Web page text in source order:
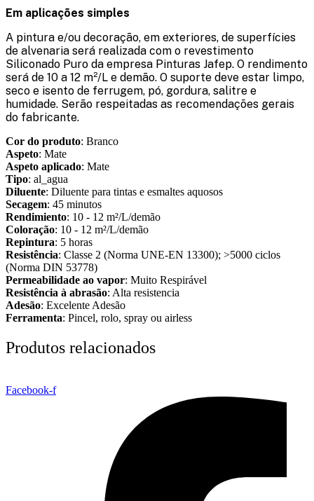
Em aplicações simples
A pintura e/ou decoração, em exteriores, de superfícies
de alvenaria será realizada com o revestimento
Siliconado Puro da empresa Pinturas Jafep. O rendimento
será de 10 a 12 m²/L e demão. O suporte deve estar limpo,
seco e isento de ferrugem, pó, gordura, salitre e
humidade. Serão respeitadas as recomendações gerais
do fabricante.
Cor do produto: Branco
Aspeto: Mate
Aspeto aplicado: Mate
Tipo: al_agua
Diluente: Diluente para tintas e esmaltes aquosos
Secagem: 45 minutos
Rendimiento: 10 - 12 m²/L/demão
Coloração: 10 - 12 m²/L/demão
Repintura: 5 horas
Resistência: Classe 2 (Norma UNE-EN 13300); >5000 ciclos
(Norma DIN 53778)
Permeabilidade ao vapor: Muito Respirável
Resistência à abrasão: Alta resistencia
Adesão: Excelente Adesão
Ferramenta: Pincel, rolo, spray ou airless
Produtos relacionados
Facebook-f